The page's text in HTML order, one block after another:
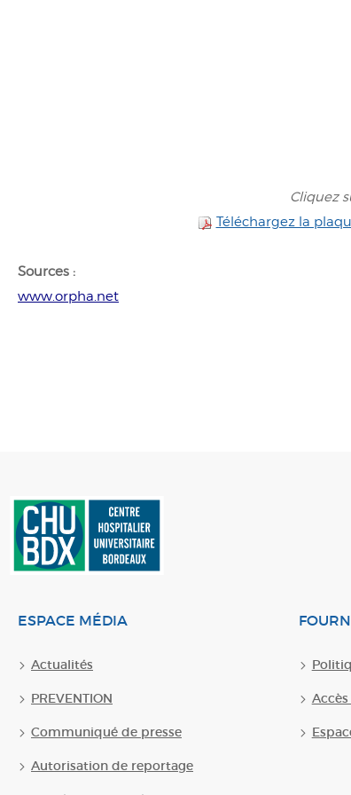
Cliquez
Téléchargez la
Sources :
www.orpha.net
ESPACE MÉDIA
Actualités
PREVENTION
Communiqué de presse
Autorisation de reportage